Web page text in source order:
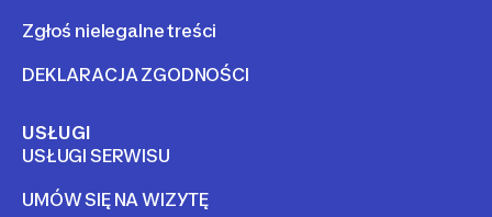
Zgłoś nielegalne treści
DEKLARACJA ZGODNOŚCI
USŁUGI
USŁUGI SERWISU
UMÓW SIĘ NA WIZYTĘ